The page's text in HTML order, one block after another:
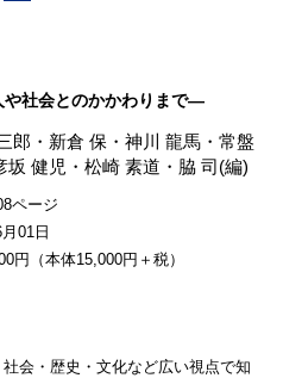
社会とのかかわりまで―
郎 ・ 新倉 保 ・神川 龍馬 ・常盤
坂 健児 ・松崎 素道 ・ 脇 司(編)
ページ
01日
円（本体15,000円＋税）
会・歴史・文化など広い視点で知